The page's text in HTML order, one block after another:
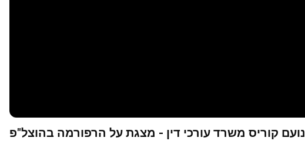
נועם קוריס משרד עורכי דין - מצגת על הרפורמה בהוצל"פ